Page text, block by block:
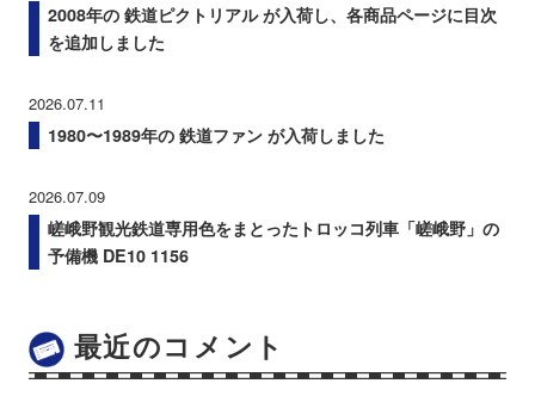
2008年の 鉄道ピクトリアル が入荷し、各商品ページに目次
を追加しました
2026.07.11
1980〜1989年の 鉄道ファン が入荷しました
2026.07.09
嵯峨野観光鉄道専用色をまとったトロッコ列車「嵯峨野」の
予備機 DE10 1156
最近のコメント